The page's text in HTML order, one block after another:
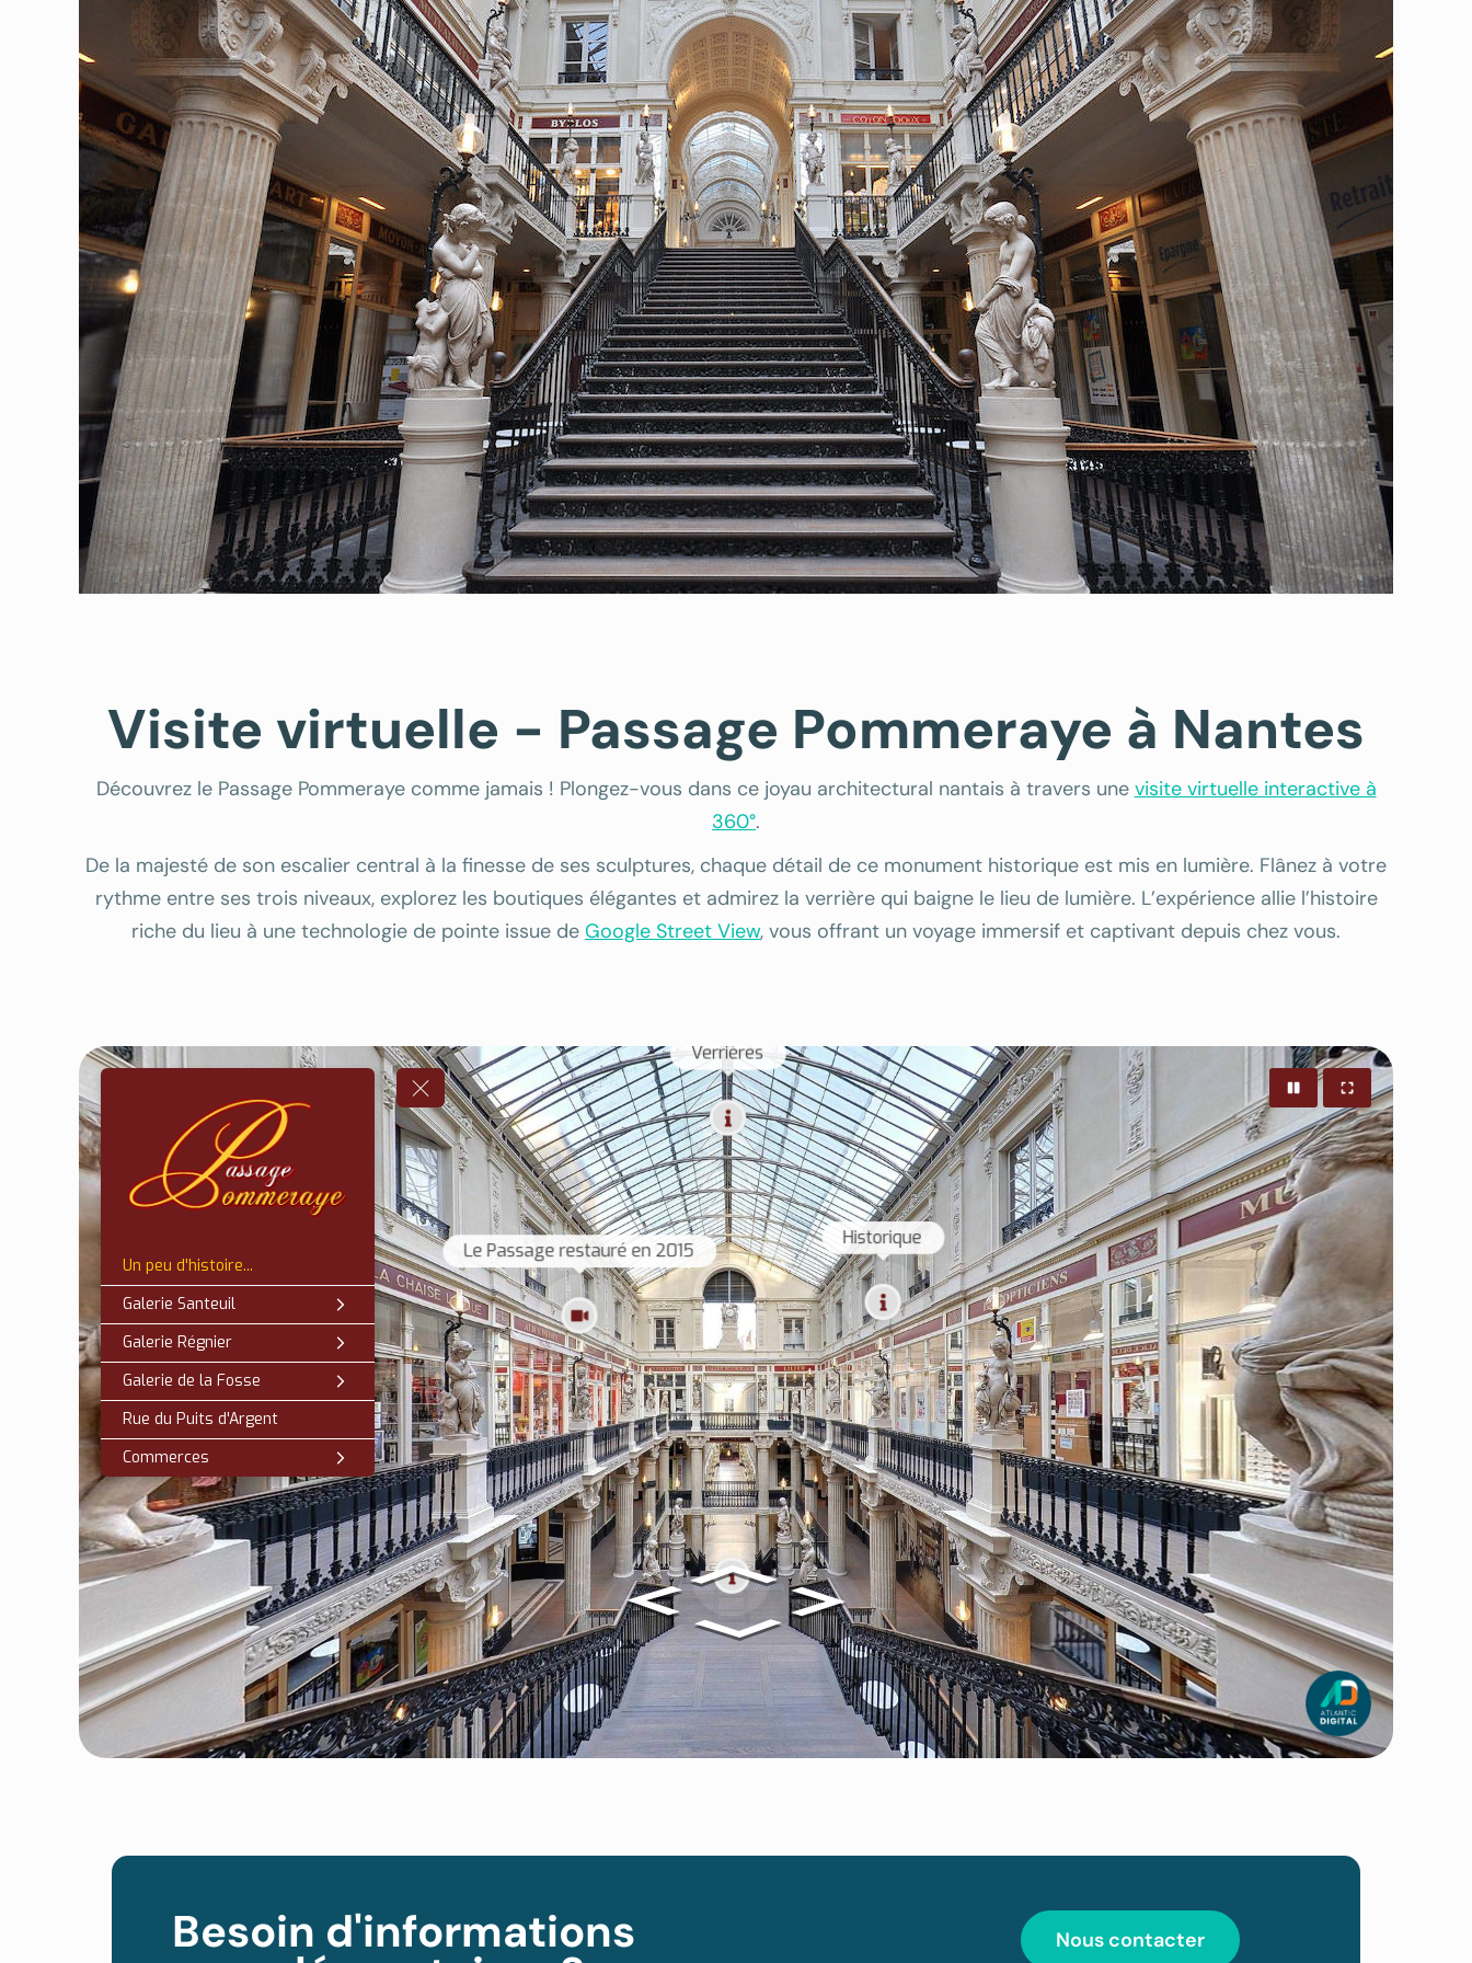
Visite virtuelle - Passage Pommeraye à Nantes
Découvrez le Passage Pommeraye comme jamais ! Plongez-vous dans ce joyau architectural nantais à travers une visite virtuelle interactive à
360°.
De la majesté de son escalier central à la finesse de ses sculptures, chaque détail de ce monument historique est mis en lumière. Flânez à votre
rythme entre ses trois niveaux, explorez les boutiques élégantes et admirez la verrière qui baigne le lieu de lumière. L’expérience allie l’histoire
riche du lieu à une technologie de pointe issue de Google Street View, vous offrant un voyage immersif et captivant depuis chez vous.
Besoin d'informations Nous contacter